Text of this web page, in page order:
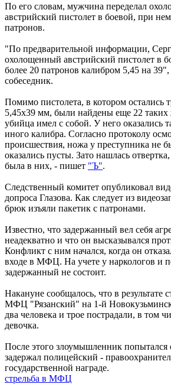
По его словам, мужчина переделал
австрийский пистолет в боевой, при
патронов.
"По предварительной информации,
охолощенный австрийский пистолет в
более 20 патронов калибром 5,45 на 39",
собеседник.
Помимо пистолета, в котором остались
5,45х39 мм, были найдены еще 22 таких
убийца имел с собой. У него оказались
иного калибра. Согласно протоколу
происшествия, ножа у преступника не
оказались пусты. Зато нашлась
была в них, - пишет "Ъ".
Следственный комитет опубликовал
допроса Глазова. Как следует из
брюк изъяли пакетик с патронами.
Известно, что задержанный вел себя
неадекватно и что он высказывался
Конфликт с ним начался, когда он
входе в МФЦ. На учете у наркологов и
задержанный не состоит.
Накануне сообщалось, что в результате
МФЦ "Рязанский" на 1-й
два человека и трое пострадали, в том
девочка.
После этого злоумышленник попытался
задержал полицейский -
государственной награде.
стрельба в МФЦ